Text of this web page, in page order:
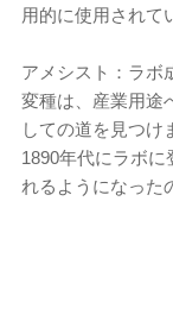
用的に使用されて
アメシスト：ラボ
変種は、産業用途
しての道を見つけ
1890年代にラボ
れるようになった